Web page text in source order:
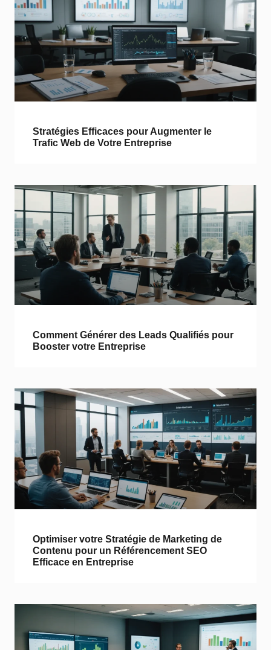
Stratégies Efficaces pour Augmenter le
Trafic Web de Votre Entreprise
Comment Générer des Leads Qualifiés pour
Booster votre Entreprise
Optimiser votre Stratégie de Marketing de
Contenu pour un Référencement SEO
Efficace en Entreprise